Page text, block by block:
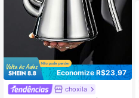
Economize R$23,97
choxila